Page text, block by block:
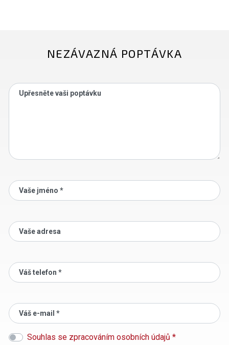
NEZÁVAZNÁ POPTÁVKA
Upřesněte vaši poptávku
Vaše jméno *
Vaše adresa
Váš telefon *
Váš e-mail *
Souhlas se zpracováním osobních údajů *